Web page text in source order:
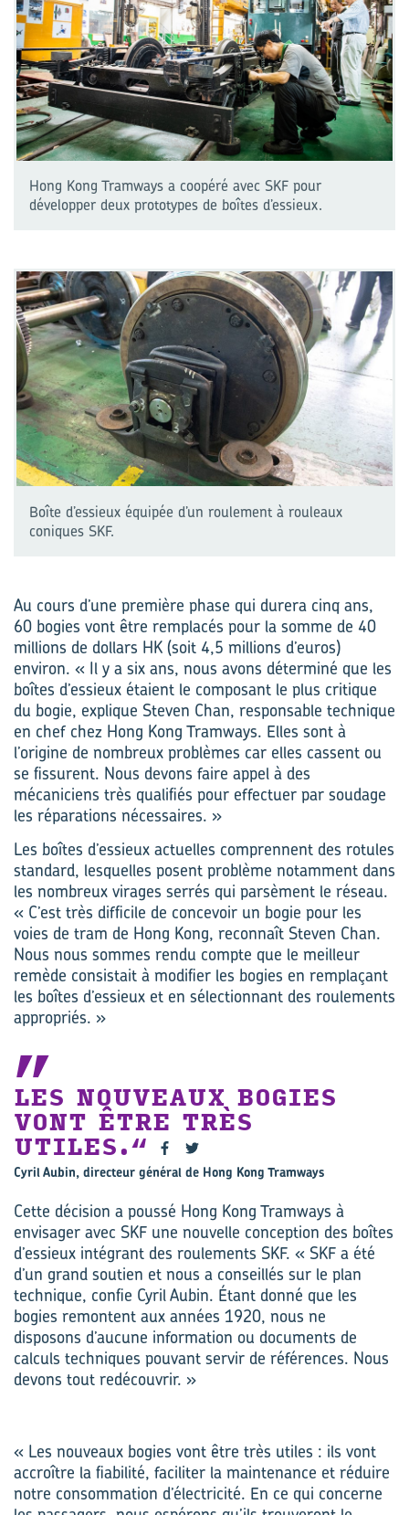
Hong Kong Tramways a coopéré avec SKF pour
développer deux prototypes de boîtes d’essieux.
Boîte d’essieux équipée d’un roulement à rouleaux
coniques SKF.
Au cours d’une première phase qui durera cinq ans,
60 bogies vont être remplacés pour la somme de 40
millions de dollars HK (soit 4,5 millions d’euros)
environ. « Il y a six ans, nous avons déterminé que les
boîtes d’essieux étaient le composant le plus critique
du bogie, explique Steven Chan, responsable technique
en chef chez Hong Kong Tramways. Elles sont à
l’origine de nombreux problèmes car elles cassent ou
se fissurent. Nous devons faire appel à des
mécaniciens très qualifiés pour effectuer par soudage
les réparations nécessaires. »
Les boîtes d’essieux actuelles comprennent des rotules
standard, lesquelles posent problème notamment dans
les nombreux virages serrés qui parsèment le réseau.
« C’est très difficile de concevoir un bogie pour les
voies de tram de Hong Kong, reconnaît Steven Chan.
Nous nous sommes rendu compte que le meilleur
remède consistait à modifier les bogies en remplaçant
les boîtes d’essieux et en sélectionnant des roulements
appropriés. »
LES NOUVEAUX BOGIES
VONT ÊTRE TRÈS
UTILES.
Cyril Aubin, directeur général de Hong Kong Tramways
Cette décision a poussé Hong Kong Tramways à
envisager avec SKF une nouvelle conception des boîtes
d’essieux intégrant des roulements SKF. « SKF a été
d’un grand soutien et nous a conseillés sur le plan
technique, confie Cyril Aubin. Étant donné que les
bogies remontent aux années 1920, nous ne
disposons d’aucune information ou documents de
calculs techniques pouvant servir de références. Nous
devons tout redécouvrir. »
« Les nouveaux bogies vont être très utiles : ils vont
accroître la fiabilité, faciliter la maintenance et réduire
notre consommation d’électricité. En ce qui concerne